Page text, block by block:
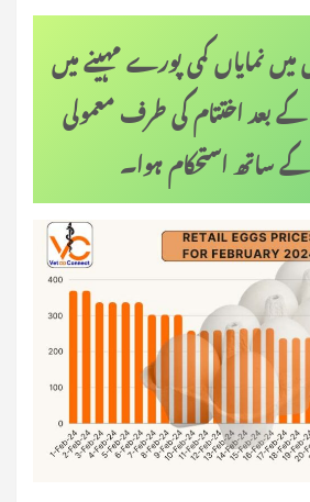
نمایاں کمی پورے مہینے میں
بعد اختتام کی طرف معمولی
ساتھ استحکام ہوا۔